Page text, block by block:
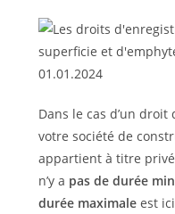
Dans le cas d’un
votre société de
appartient à titre
n’y a pas de durée
durée maximaleest ici